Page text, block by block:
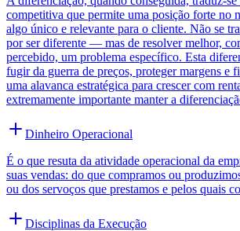
competitiva que permite uma posição forte no
algo único e relevante para o cliente. Não se
por ser diferente — mas de resolver melhor,
percebido, um problema específico. Esta
fugir da guerra de preços, proteger margens e
uma alavanca estratégica para crescer com
extremamente importante manter a
Dinheiro Operacional
É o que resuta da atividade operacional da
suas vendas: do que compramos ou
ou dos servoços que prestamos e pelos quais
Disciplinas da Execução